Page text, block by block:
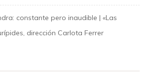
constante pero inaudible | «Las
dirección Carlota Ferrer